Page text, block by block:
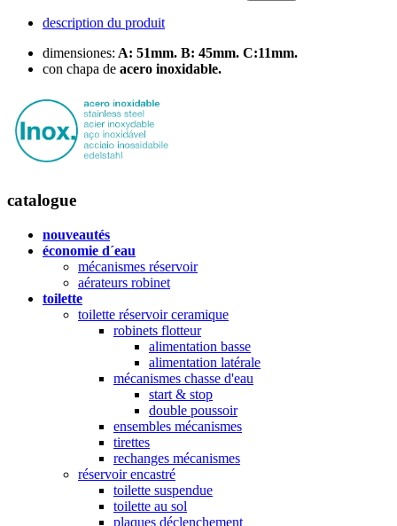
description du produit
dimensiones: A: 51mm. B: 45mm. C:11mm.
con chapa de acero inoxidable.
catalogue
nouveautés
économie d´eau
mécanismes réservoir
aérateurs robinet
toilette
toilette réservoir ceramique
robinets flotteur
alimentation basse
alimentation latérale
mécanismes chasse d'eau
start & stop
double poussoir
ensembles mécanismes
tirettes
rechanges mécanismes
réservoir encastré
toilette suspendue
toilette au sol
plaques déclenchement